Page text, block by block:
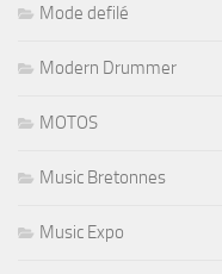
Mode defilé
Modern Drummer
MOTOS
Music Bretonnes
Music Expo